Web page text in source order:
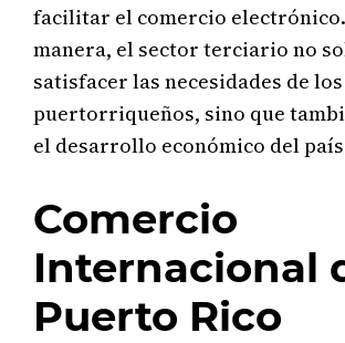
facilitar el comercio
manera, el sector terciario no
satisfacer las necesidades de los
puertorriqueños, sino que
el desarrollo económico del
Comercio
Internacional
Puerto Rico